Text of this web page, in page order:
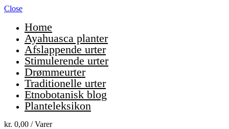
Close
Home
Ayahuasca planter
Afslappende urter
Stimulerende urter
Drømmeurter
Traditionelle urter
Etnobotanisk blog
Planteleksikon
kr. 0,00 / Varer